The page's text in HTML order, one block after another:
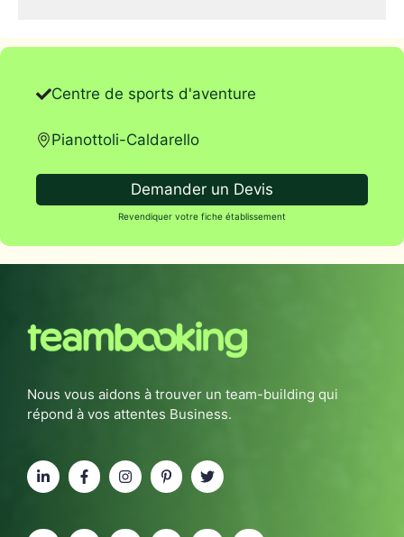
Centre de sports d'aventure
Pianottoli-Caldarello
Demander un Devis
Revendiquer votre fiche établissement
Nous vous aidons à trouver un team-building qui
répond à vos attentes Business.